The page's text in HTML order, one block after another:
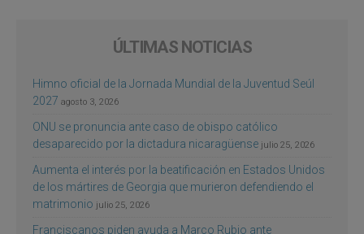
ÚLTIMAS NOTICIAS
Himno oficial de la Jornada Mundial de la Juventud Seúl
2027 agosto 3, 2026
ONU se pronuncia ante caso de obispo católico
desaparecido por la dictadura nicaragüense julio 25, 2026
Aumenta el interés por la beatificación en Estados Unidos
de los mártires de Georgia que murieron defendiendo el
matrimonio julio 25, 2026
Franciscanos piden ayuda a Marco Rubio ante